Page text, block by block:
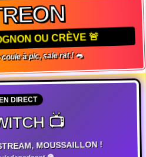
OU CRÈVE 🚨
à pic, sale rat ! 🐀
DIRECT
📺
MOUSSAILLON !